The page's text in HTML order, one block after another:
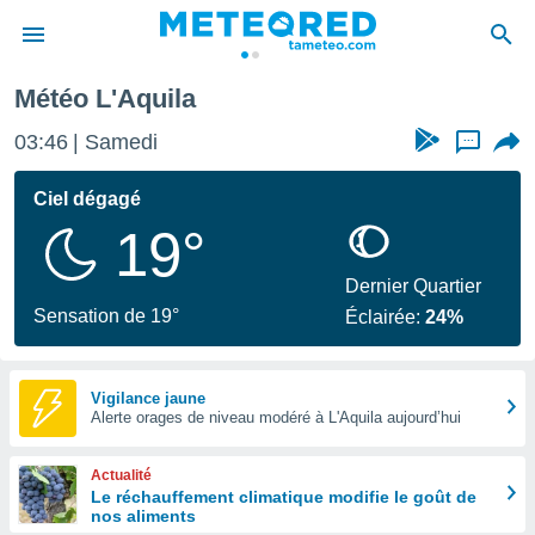
de
Météo L'Aquila
03:46 Samedi ...
Ciel dégagé
19°
Sensation de 19°
Dernier Quartier
Éclairée:24%
Vigilance jaune
Alerte orages de niveau modéré à L'Aquila aujourd’hui
Actualité
Le réchauffement climatique modifie le goût de
nos aliments